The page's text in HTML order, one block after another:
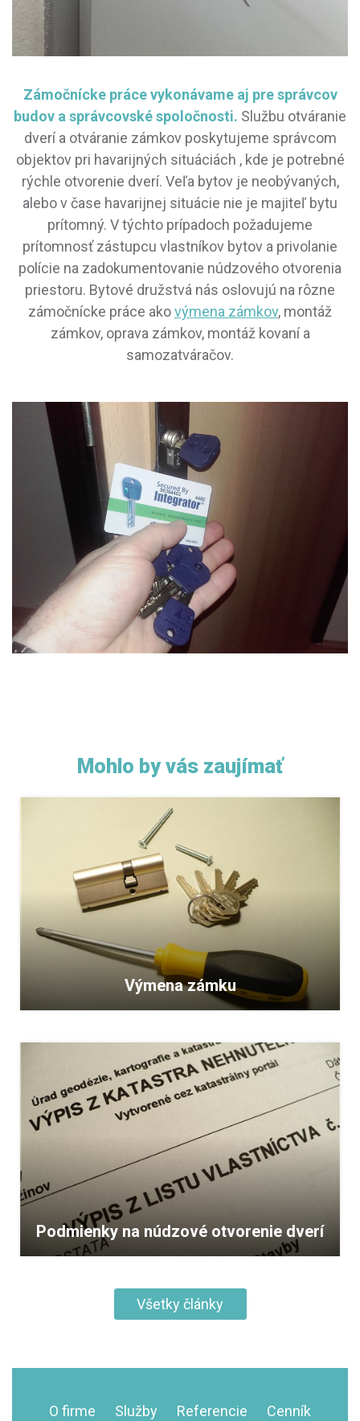
Zámočnícke práce vykonávame aj pre správcov
budov a správcovské spoločnosti. Službu otváranie
dverí a otváranie zámkov poskytujeme správcom
objektov pri havarijných situáciách , kde je potrebné
rýchle otvorenie dverí. Veľa bytov je neobývaných,
alebo v čase havarijnej situácie nie je majiteľ bytu
prítomný. V týchto prípadoch požadujeme
prítomnosť zástupcu vlastníkov bytov a privolanie
polície na zadokumentovanie núdzového otvorenia
priestoru. Bytové družstvá nás oslovujú na rôzne
zámočnícke práce akovýmena zámkov, montáž
zámkov, oprava zámkov, montáž kovaní a
samozatváračov.
Mohlo by vás zaujímať
Výmena zámku
Podmienky na núdzové otvorenie dverí
Všetky články
O firme Služby Referencie Cenník